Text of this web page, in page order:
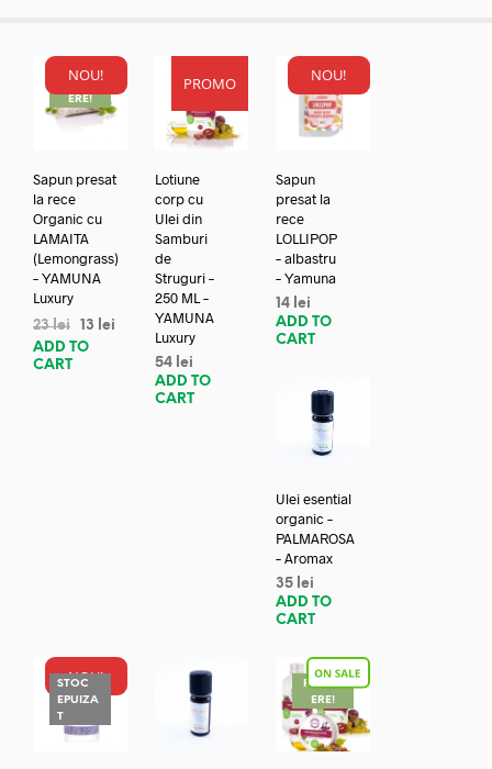
NOU!
REDUC
ERE!
Sapun presat
la rece
Organic cu
LAMAITA
(Lemongrass)
– YAMUNA
Luxury
23lei 13
lei
ADD TO
CART
PROMO
Lotiune
corp cu
Ulei din
Samburi
de
Struguri –
250 ML –
YAMUNA
Luxury
54 lei
ADD TO
CART
NOU!
Sapun
presat la
rece
LOLLIPOP
– albastru
– Yamuna
14 lei
ADD TO
CART
Ulei esential
organic –
PALMAROSA
– Aromax
35 lei
ADD TO
CART
NOU!
STOC
EPUIZA
T
REDUC
ERE!